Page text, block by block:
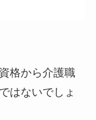
格から介護職
はないでしょ